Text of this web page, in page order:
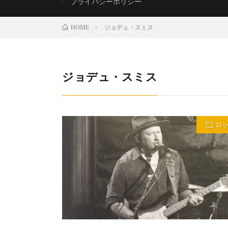
HOME ジョデュ・スミス
ジョデュ・スミス
ロ